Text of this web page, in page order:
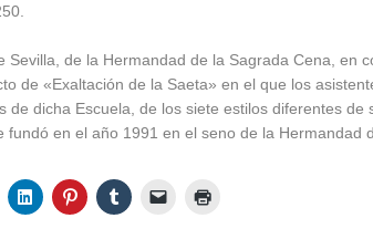
Sevilla, de la Hermandad de la Sagrada Cena, en
de «Exaltación de la Saeta» en el que los
de dicha Escuela, de los siete estilos diferentes de
fundó en el año 1991 en el seno de la Hermandad